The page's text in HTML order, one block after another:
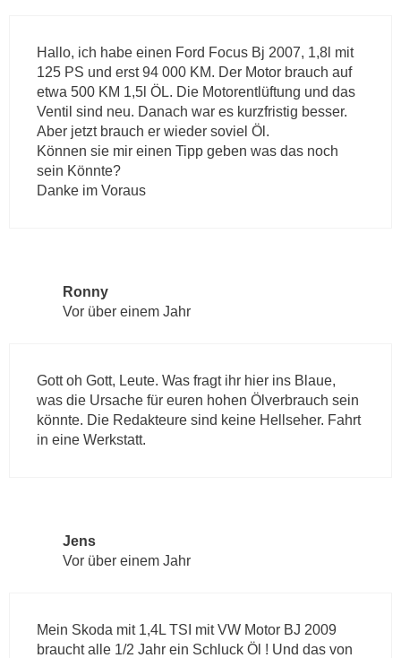
Hallo, ich habe einen Ford Focus Bj 2007, 1,8l mit
125 PS und erst 94 000 KM. Der Motor brauch auf
etwa 500 KM 1,5l ÖL. Die Motorentlüftung und das
Ventil sind neu. Danach war es kurzfristig besser.
Aber jetzt brauch er wieder soviel Öl.
Können sie mir einen Tipp geben was das noch
sein Könnte?
Danke im Voraus
Ronny
Vor über einem Jahr
Gott oh Gott, Leute. Was fragt ihr hier ins Blaue,
was die Ursache für euren hohen Ölverbrauch sein
könnte. Die Redakteure sind keine Hellseher. Fahrt
in eine Werkstatt.
Jens
Vor über einem Jahr
Mein Skoda mit 1,4L TSI mit VW Motor BJ 2009
braucht alle 1/2 Jahr ein Schluck Öl ! Und das von